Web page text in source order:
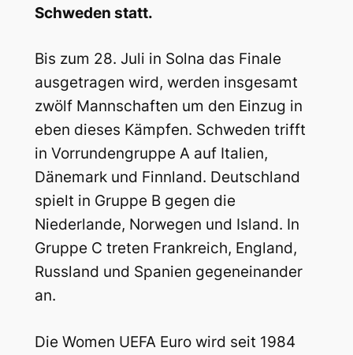
Schweden statt.
Bis zum 28. Juli in Solna das Finale
ausgetragen wird, werden insgesamt
zwölf Mannschaften um den Einzug in
eben dieses Kämpfen. Schweden trifft
in Vorrundengruppe A auf Italien,
Dänemark und Finnland. Deutschland
spielt in Gruppe B gegen die
Niederlande, Norwegen und Island. In
Gruppe C treten Frankreich, England,
Russland und Spanien gegeneinander
an.
Die Women UEFA Euro wird seit 1984